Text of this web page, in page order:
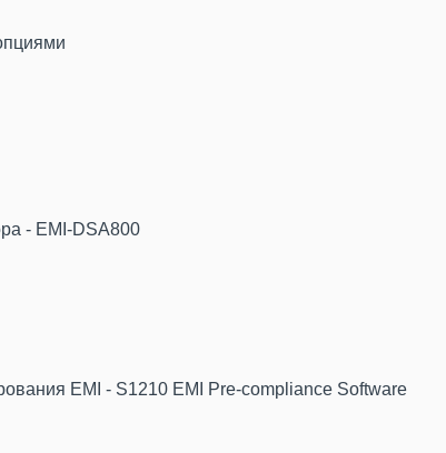
- EMI-DSA800
EMI - S1210 EMI Pre-compliance Software